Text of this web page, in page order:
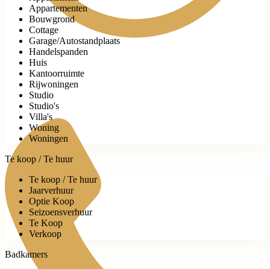
Appartementen
Bouwgrond
Cottage
Garage/Autostandplaats
Handelspanden
Huis
Kantoorruimte
Rijwoningen
Studio
Studio's
Villa's
Woning
Woningen
Te koop / Te huur
Te koop / Te huur
Jaarverhuur
Optie Koop
Seizoensverhuur
Te Koop
Verkoop
Badkamers